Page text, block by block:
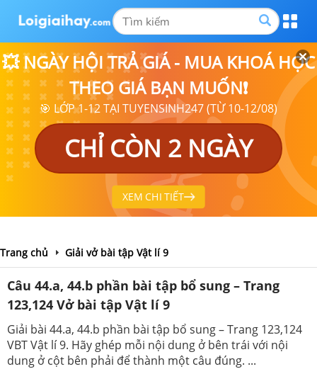
💥 NGÀY HỘI TRẢ GIÁ - MUA KHOÁ HỌC
THEO GIÁ BẠN MUỐN❗
🎯 LỚP 1-12 TẠI TUYENSINH247 (TỪ 10-12/08)
CHỈ CÒN 2 NGÀY
XEM CHI TIẾT
Trang chủ Giải vở bài tập Vật lí 9
Câu 44.a, 44.b phần bài tập bổ sung – Trang
123,124 Vở bài tập Vật lí 9
Giải bài 44.a, 44.b phần bài tập bổ sung – Trang 123,124
VBT Vật lí 9. Hãy ghép mỗi nội dung ở bên trái với nội
dung ở cột bên phải để thành một câu đúng. ...